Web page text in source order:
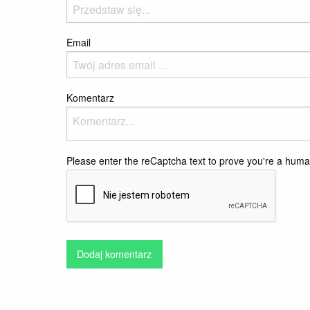
Email
Komentarz
Please enter the reCaptcha text to prove you're a
Dodaj komentarz